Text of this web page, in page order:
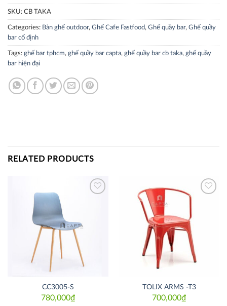
SKU: CB TAKA
Categories: Bàn ghế outdoor, Ghế Cafe Fastfood, Ghế quầy bar, Ghế quầy
bar cố định
Tags: ghế bar tphcm, ghế quầy bar capta, ghế quầy bar cb taka, ghế quầy
bar hiện đại
RELATED PRODUCTS
CC3005-S
780,000₫
TOLIX ARMS -T3
700,000₫